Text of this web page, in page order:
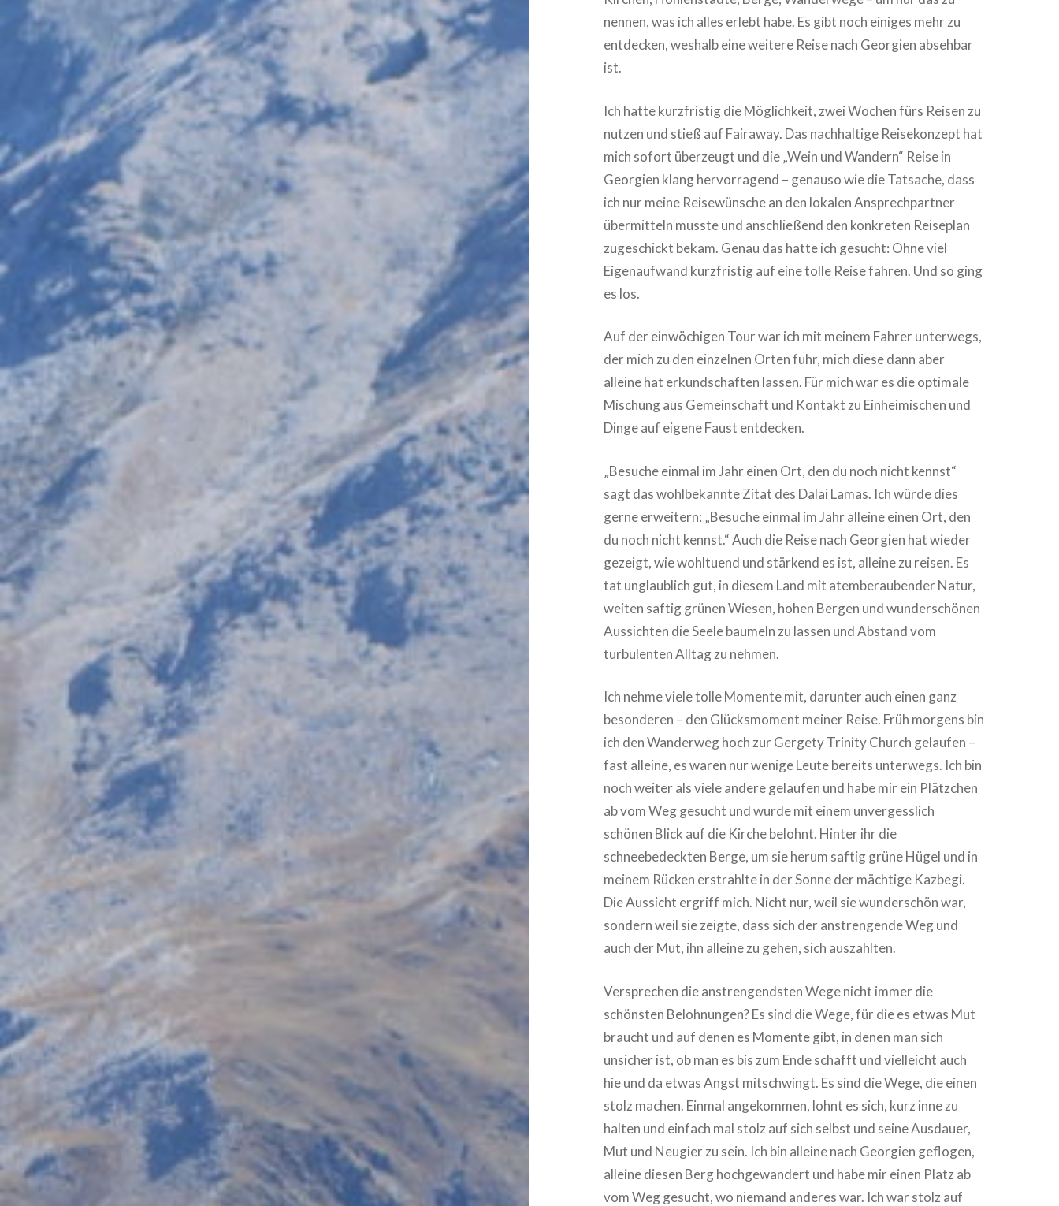
nennen, was ich alles erlebt habe. Es gibt noch einiges mehr zu
entdecken, weshalb eine weitere Reise nach Georgien absehbar
ist.
Ich hatte kurzfristig die Möglichkeit, zwei Wochen fürs Reisen zu
nutzen und stieß auf Fairaway. Das nachhaltige Reisekonzept hat
mich sofort überzeugt und die „Wein und Wandern“ Reise in
Georgien klang hervorragend – genauso wie die Tatsache, dass
ich nur meine Reisewünsche an den lokalen Ansprechpartner
übermitteln musste und anschließend den konkreten Reiseplan
zugeschickt bekam. Genau das hatte ich gesucht: Ohne viel
Eigenaufwand kurzfristig auf eine tolle Reise fahren. Und so ging
es los.
Auf der einwöchigen Tour war ich mit meinem Fahrer unterwegs,
der mich zu den einzelnen Orten fuhr, mich diese dann aber
alleine hat erkundschaften lassen. Für mich war es die optimale
Mischung aus Gemeinschaft und Kontakt zu Einheimischen und
Dinge auf eigene Faust entdecken.
„Besuche einmal im Jahr einen Ort, den du noch nicht kennst“
sagt das wohlbekannte Zitat des Dalai Lamas. Ich würde dies
gerne erweitern: „Besuche einmal im Jahr alleine einen Ort, den
du noch nicht kennst.“ Auch die Reise nach Georgien hat wieder
gezeigt, wie wohltuend und stärkend es ist, alleine zu reisen. Es
tat unglaublich gut, in diesem Land mit atemberaubender Natur,
weiten saftig grünen Wiesen, hohen Bergen und wunderschönen
Aussichten die Seele baumeln zu lassen und Abstand vom
turbulenten Alltag zu nehmen.
Ich nehme viele tolle Momente mit, darunter auch einen ganz
besonderen – den Glücksmoment meiner Reise. Früh morgens bin
ich den Wanderweg hoch zur Gergety Trinity Church gelaufen –
fast alleine, es waren nur wenige Leute bereits unterwegs. Ich bin
noch weiter als viele andere gelaufen und habe mir ein Plätzchen
ab vom Weg gesucht und wurde mit einem unvergesslich
schönen Blick auf die Kirche belohnt. Hinter ihr die
schneebedeckten Berge, um sie herum saftig grüne Hügel und in
meinem Rücken erstrahlte in der Sonne der mächtige Kazbegi.
Die Aussicht ergriff mich. Nicht nur, weil sie wunderschön war,
sondern weil sie zeigte, dass sich der anstrengende Weg und
auch der Mut, ihn alleine zu gehen, sich auszahlten.
Versprechen die anstrengendsten Wege nicht immer die
schönsten Belohnungen? Es sind die Wege, für die es etwas Mut
braucht und auf denen es Momente gibt, in denen man sich
unsicher ist, ob man es bis zum Ende schafft und vielleicht auch
hie und da etwas Angst mitschwingt. Es sind die Wege, die einen
stolz machen. Einmal angekommen, lohnt es sich, kurz inne zu
halten und einfach mal stolz auf sich selbst und seine Ausdauer,
Mut und Neugier zu sein. Ich bin alleine nach Georgien geflogen,
alleine diesen Berg hochgewandert und habe mir einen Platz ab
vom Weg gesucht, wo niemand anderes war. Ich war stolz auf